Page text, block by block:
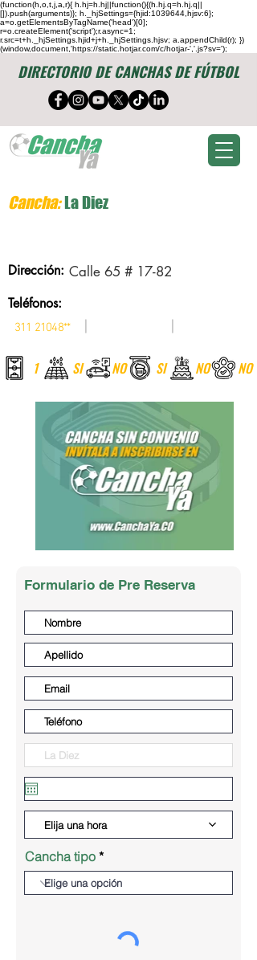
(function(h,o,t,j,a,r){ h.hj=h.hj||function(){(h.hj.q=h.hj.q||
[]).push(arguments)}; h._hjSettings={hjid:1039644,hjsv:6};
a=o.getElementsByTagName('head')[0];
r=o.createElement('script');r.async=1;
r.src=t+h._hjSettings.hjid+j+h._hjSettings.hjsv; a.appendChild(r); })
(window,document,'https://static.hotjar.com/c/hotjar-','.js?sv=');
DIRECTORIO DE CANCHAS DE FÚTBOL
Cancha: La Diez
Dirección: Calle 65 # 17-82
Teléfonos:
311 21048**
1 SI NO SI NO NO
Formulario de Pre Reserva
Elija una hora
Cancha tipo